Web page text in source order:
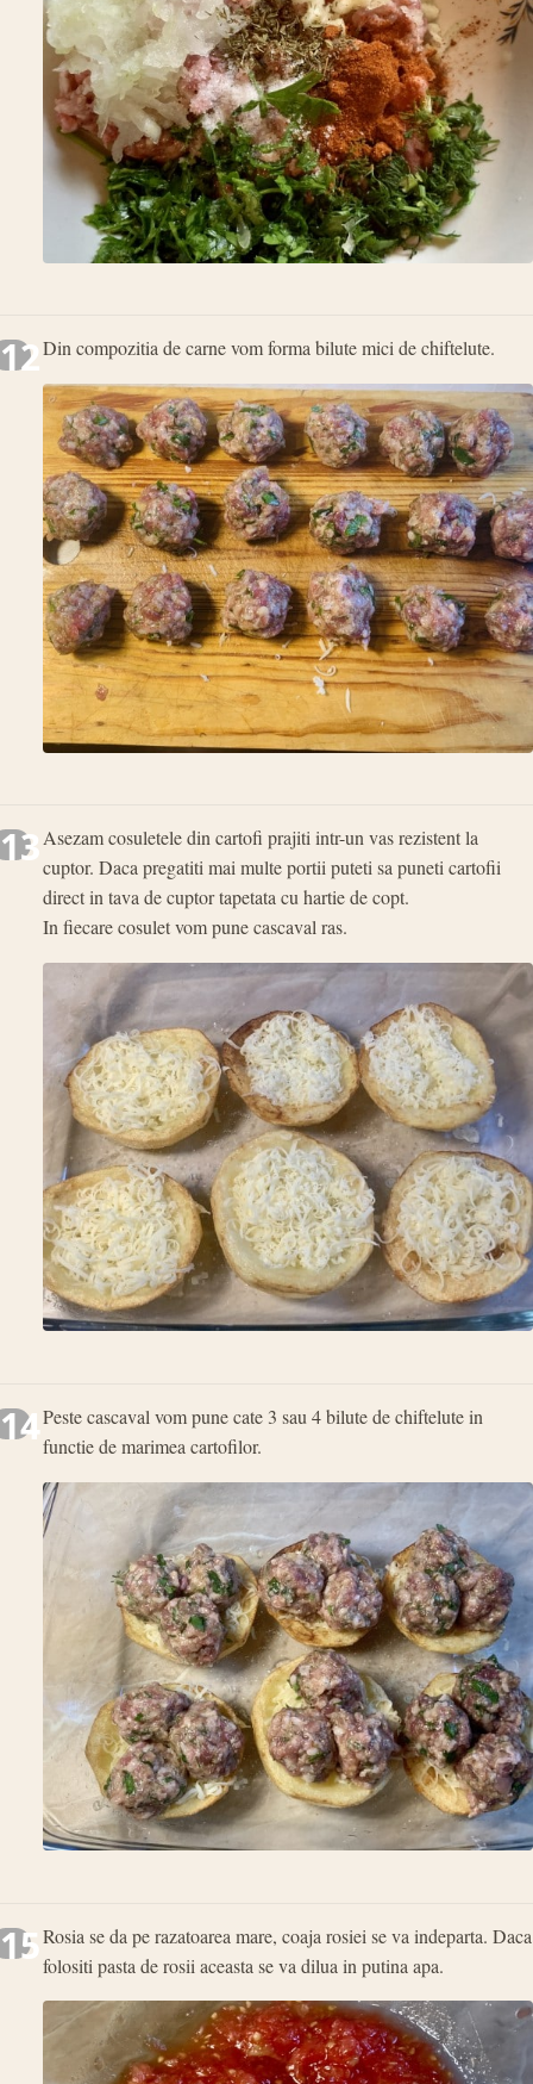
12Din compozitia de carne vom forma bilute mici de chiftelute.
13Asezam cosuletele din cartofi prajiti intr-un vas rezistent la
cuptor. Daca pregatiti mai multe portii puteti sa puneti cartofii
direct in tava de cuptor tapetata cu hartie de copt.
In fiecare cosulet vom pune cascaval ras.
14Peste cascaval vom pune cate 3 sau 4 bilute de chiftelute in
functie de marimea cartofilor.
15Rosia se da pe razatoarea mare, coaja rosiei se va indeparta. Daca
folositi pasta de rosii aceasta se va dilua in putina apa.